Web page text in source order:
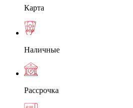
Карта
Наличные
Рассрочка